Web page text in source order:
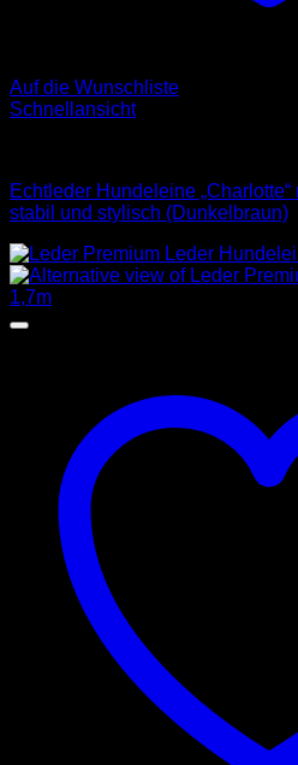
Auf die Wunschliste
Schnellansicht
Echtleder Hundeleine
stabil und stylisch (Dunkelbraun)